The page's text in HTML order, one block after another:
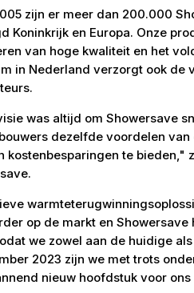
zijn er meer dan 200.000
Koninkrijk en Europa. Onze
van hoge kwaliteit en het
in Nederland verzorgt ook de
was altijd om Showersave
dezelfde voordelen
kostenbesparingen te bieden,"
op de markt en
we zowel aan de huidige
2023 zijn we met trots
nieuw hoofdstuk voor